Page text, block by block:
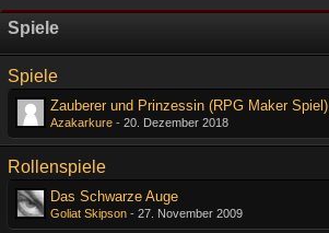
Spiele
Spiele
Zauberer und Prinzessin (RPG Maker Spiel)
Azakarkure - 20. Dezember 2018
Rollenspiele
Das Schwarze Auge
Goliat Skipson - 27. November 2009